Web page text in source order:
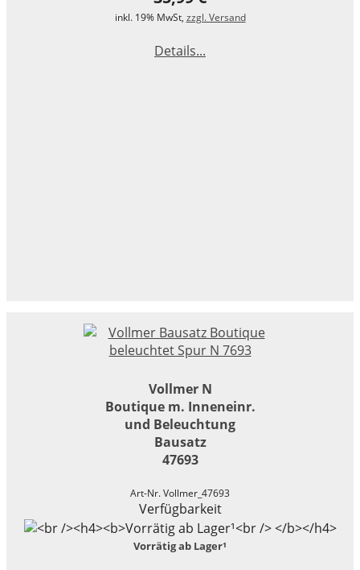
inkl. 19% MwSt, zzgl. Versand
Details...
Vollmer N
Boutique m. Inneneinr.
und Beleuchtung
Bausatz
47693
Art-Nr. Vollmer_47693
Verfügbarkeit
Vorrätig ab Lager¹